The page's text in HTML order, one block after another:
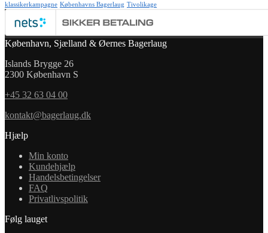
klassikerkampagne Københavns Bagerlaug Tivolikage
København, Sjælland & Øernes Bagerlaug
Islands Brygge 26
2300 København S
+45 32 63 04 00
kontakt@bagerlaug.dk
Hjælp
Min konto
Kundehjælp
Handelsbetingelser
FAQ
Privatlivspolitik
Følg lauget